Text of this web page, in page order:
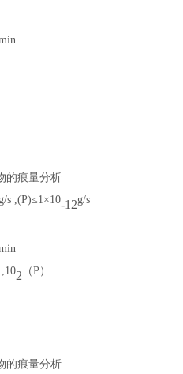
的痕量分析
s ,(P)≤1×10-12g/s
,102 （P）
的痕量分析